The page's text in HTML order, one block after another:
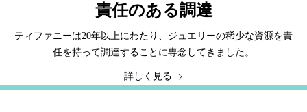
責任のある調達
ティファニーは20年以上にわたり、ジュエリーの稀少な資源を責
任を持って調達することに専念してきました。
詳しく見る